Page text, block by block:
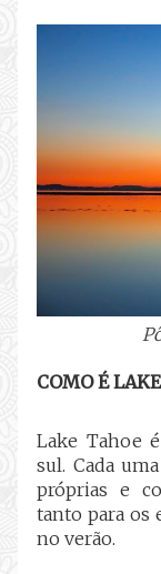
COMO É
Lake Tahoe
sul. Cada
próprias e
tanto para os
no verão.